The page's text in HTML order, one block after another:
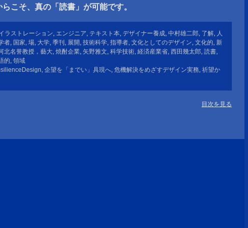
こそ、真の「読書」が可能です。
ラストレーション, エンジニア, テキスト本, デザイナー養成, 中村雄二郎, 了解, 人
者, 国家, 場, 大学, 季刊 , 展開 , 技術科学, 指導者, 文化としてのデザイン, 文化的, 新
北名誉教授，藝大, 焼酎企業, 矢野雅文, 科学技術, 経済産業省, 西田幾太郎, 読書,
的, 領域
, 企望を「までい」具現へ, 危機解決をめざすデザイン実務, 祈望か
目次を見る